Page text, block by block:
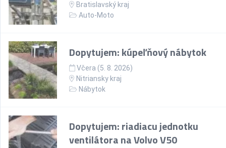
Bratislavský kraj
Auto-Moto
Dopytujem: kúpeľňový nábytok
Včera (5. 8. 2026)
Nitriansky kraj
Nábytok
Dopytujem: riadiacu jednotku
ventilátora na Volvo V50